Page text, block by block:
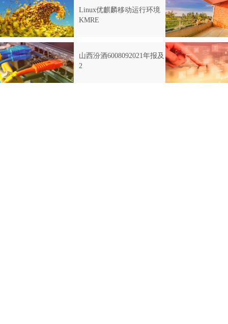
Linux优麒麟移动运行环境
KMRE
山西汾酒6008092021年报及
2